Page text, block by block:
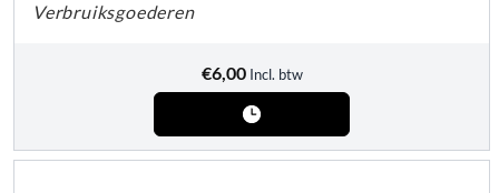
Verbruiksgoederen
€6,00 Incl. btw